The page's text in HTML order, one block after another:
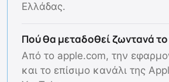
Ελλάδας.
Πού θα μεταδοθεί ζωντανά
Από το apple.com, την
και το επίσιμο κανάλι της